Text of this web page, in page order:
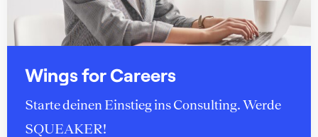
Wings for Careers
Starte deinen Einstieg ins Consulting. Werde
SQUEAKER!